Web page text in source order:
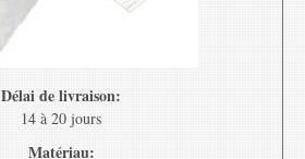
Délai de livraison:
14 à 20 jours
Matériau: